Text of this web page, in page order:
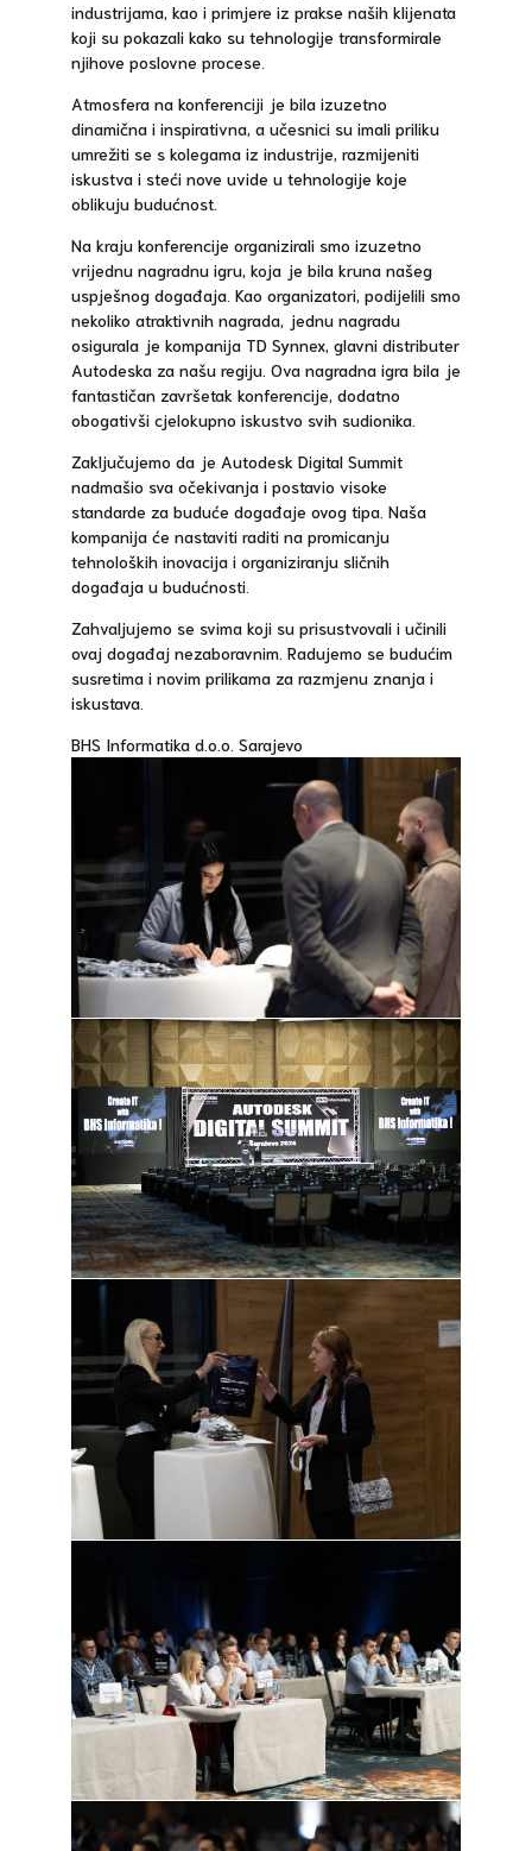
industrijama, kao i primjere iz prakse naših klijenata
koji su pokazali kako su tehnologije transformirale
njihove poslovne procese.
Atmosfera na konferenciji je bila izuzetno
dinamična i inspirativna, a učesnici su imali priliku
umrežiti se s kolegama iz industrije, razmijeniti
iskustva i steći nove uvide u tehnologije koje
oblikuju budućnost.
Na kraju konferencije organizirali smo izuzetno
vrijednu nagradnu igru, koja je bila kruna našeg
uspješnog događaja. Kao organizatori, podijelili smo
nekoliko atraktivnih nagrada, jednu nagradu
osigurala je kompanija TD Synnex, glavni distributer
Autodeska za našu regiju. Ova nagradna igra bila je
fantastičan završetak konferencije, dodatno
obogativši cjelokupno iskustvo svih sudionika.
Zaključujemo da je Autodesk Digital Summit
nadmašio sva očekivanja i postavio visoke
standarde za buduće događaje ovog tipa. Naša
kompanija će nastaviti raditi na promicanju
tehnoloških inovacija i organiziranju sličnih
događaja u budućnosti.
Zahvaljujemo se svima koji su prisustvovali i učinili
ovaj događaj nezaboravnim. Radujemo se budućim
susretima i novim prilikama za razmjenu znanja i
iskustava.
BHS Informatika d.o.o. Sarajevo